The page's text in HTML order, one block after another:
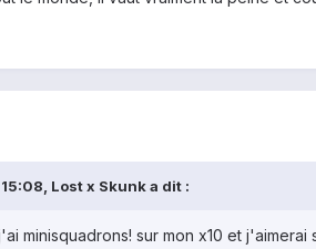
Lost x Skunk a dit :
minisquadrons! sur mon x10 et